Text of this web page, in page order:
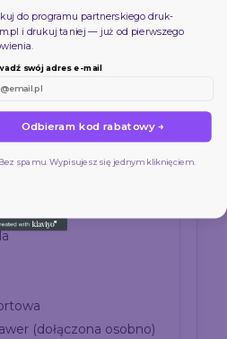
370 × 100 × 80 mm
430 +
(dołączona osobno)
do programu partnerskiegodruk-
i drukuj taniej — już od pierwszego
swój adres e-mail
Odbieram kod rabatowy →
Bez spamu. Wypisujesz się jednym kliknięciem.